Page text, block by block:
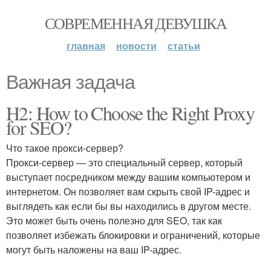
СОВРЕМЕННАЯ ДЕВУШКА
главная новости статьи
Важная задача
H2: How to Choose the Right Proxy
for SEO?
Что такое прокси-сервер?
Прокси-сервер — это специальный сервер, который
выступает посредником между вашим компьютером и
интернетом. Он позволяет вам скрыть свой IP-адрес и
выглядеть как если бы вы находились в другом месте.
Это может быть очень полезно для SEO, так как
позволяет избежать блокировки и ограничений, которые
могут быть наложены на ваш IP-адрес.